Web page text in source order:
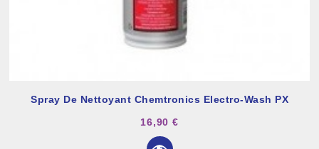
Spray De Nettoyant Chemtronics Electro-Wash PX
16,90 €